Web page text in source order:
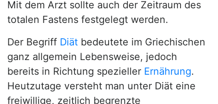
Mit dem Arzt sollte auch der Zeitraum des
totalen Fastens festgelegt werden.
Der Begriff Diät bedeutete im Griechischen
ganz allgemein Lebensweise, jedoch
bereits in Richtung spezieller Ernährung.
Heutzutage versteht man unter Diät eine
freiwillige, zeitlich begrenzte